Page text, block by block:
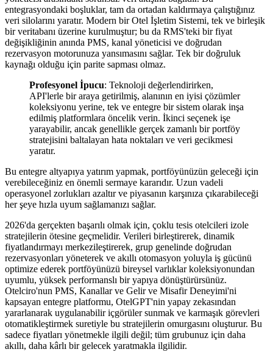
entegrasyondaki boşluklar, tam da ortadan kaldırmaya çalıştığınız
veri silolarını yaratır. Modern bir Otel İşletim Sistemi, tek ve birleşik
bir veritabanı üzerine kurulmuştur; bu da RMS'teki bir fiyat
değişikliğinin anında PMS, kanal yöneticisi ve doğrudan
rezervasyon motorunuza yansımasını sağlar. Tek bir doğruluk
kaynağı olduğu için parite sapması olmaz.
Profesyonel İpucu: Teknoloji değerlendirirken,
API'lerle bir araya getirilmiş, alanının en iyisi çözümler
koleksiyonu yerine, tek ve entegre bir sistem olarak inşa
edilmiş platformlara öncelik verin. İkinci seçenek işe
yarayabilir, ancak genellikle gerçek zamanlı bir portföy
stratejisini baltalayan hata noktaları ve veri gecikmesi
yaratır.
Bu entegre altyapıya yatırım yapmak, portföyünüzün geleceği için
verebileceğiniz en önemli sermaye kararıdır. Uzun vadeli
operasyonel zorlukları azaltır ve piyasanın karşınıza çıkarabileceği
her şeye hızla uyum sağlamanızı sağlar.
2026'da gerçekten başarılı olmak için, çoklu tesis otelcileri izole
stratejilerin ötesine geçmelidir. Verileri birleştirerek, dinamik
fiyatlandırmayı merkezileştirerek, grup genelinde doğrudan
rezervasyonları yöneterek ve akıllı otomasyon yoluyla iş gücünü
optimize ederek portföyünüzü bireysel varlıklar koleksiyonundan
uyumlu, yüksek performanslı bir yapıya dönüştürürsünüz.
Otelciro'nun PMS, Kanallar ve Gelir ve Misafir Deneyimi'ni
kapsayan entegre platformu, OtelGPT'nin yapay zekasından
yararlanarak uygulanabilir içgörüler sunmak ve karmaşık görevleri
otomatikleştirmek suretiyle bu stratejilerin omurgasını oluşturur. Bu
sadece fiyatları yönetmekle ilgili değil; tüm grubunuz için daha
akıllı, daha kârlı bir gelecek yaratmakla ilgilidir.